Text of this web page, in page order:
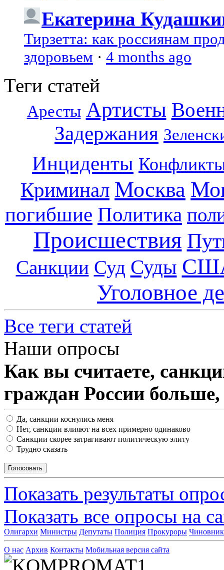
Екатерина
Тирзетта: как россиянам
здоровьем · 4 months ago
Теги статей
Аресты Артисты
Задержания
Инциденты
Криминал Москва
погибшие Политика
Происшествия
Санкции Суд Суды
Уголовное
Все теги статей
Наши опросы
Как вы считаете,
граждан России
Да, санкции коснулись меня
Нет, санкции влияют на всех примерно одинаково
Санкции скорее затрагивают политическую элиту
Трудно сказать
Показать результаты
Показать все опросы на
Олигархи Министры Депутаты Полиция Прокуроры
О нас Архив Контакты Мобильная версия сайта